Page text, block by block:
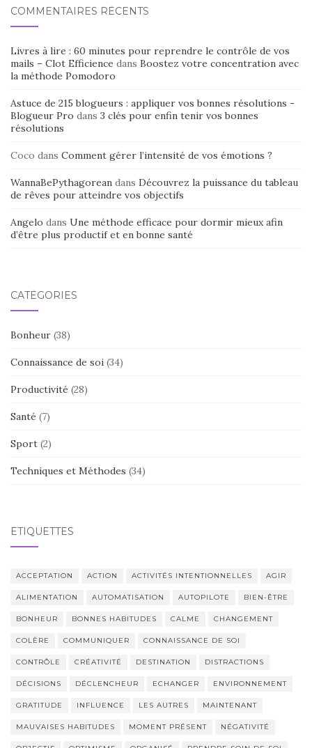
COMMENTAIRES RÉCENTS
Livres à lire : 60 minutes pour reprendre le contrôle de vos
mails – Clot Efficience dans Boostez votre concentration avec
la méthode Pomodoro
Astuce de 215 blogueurs : appliquer vos bonnes résolutions -
Blogueur Pro dans 3 clés pour enfin tenir vos bonnes
résolutions
Coco dans Comment gérer l’intensité de vos émotions ?
WannaBePythagorean dans Découvrez la puissance du tableau
de rêves pour atteindre vos objectifs
Angelo dans Une méthode efficace pour dormir mieux afin
d’être plus productif et en bonne santé
CATÉGORIES
Bonheur (38)
Connaissance de soi (34)
Productivité (28)
Santé (7)
Sport (2)
Techniques et Méthodes (34)
ÉTIQUETTES
ACCEPTATION ACTION ACTIVITÉS INTENTIONNELLES AGIR
ALIMENTATION AUTOMATISATION AUTOPILOTE BIEN-ÊTRE
BONHEUR BONNES HABITUDES CALME CHANGEMENT
COLÈRE COMMUNIQUER CONNAISSANCE DE SOI
CONTRÔLE CRÉATIVITÉ DESTINATION DISTRACTIONS
DÉCISIONS DÉCLENCHEUR ECHANGER ENVIRONNEMENT
GRATITUDE INFLUENCE LES AUTRES MAINTENANT
MAUVAISES HABITUDES MOMENT PRÉSENT NÉGATIVITÉ